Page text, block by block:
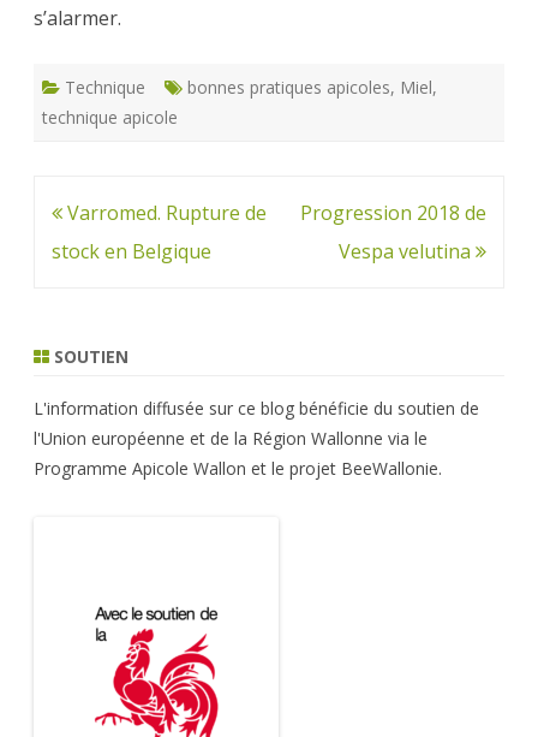
s’alarmer.
Technique bonnes pratiques apicoles, Miel,
technique apicole
Navigation
de
Varromed. Rupture de
stock en Belgique
Progression 2018 de
Vespa velutina
SOUTIEN
L'information diffusée sur ce blog bénéficie du soutien de
l'Union européenne et de la Région Wallonne via le
Programme Apicole Wallon et le projet BeeWallonie.